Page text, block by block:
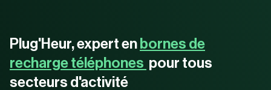
Plug'Heur, expert en bornes de
recharge téléphones pour tous
secteurs d'activité